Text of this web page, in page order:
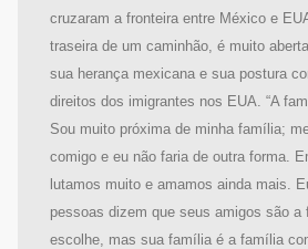
cruzaram a fronteira entre México e
traseira de um caminhão, é muito
sua herança mexicana e sua postura
direitos dos imigrantes nos EUA. “A
Sou muito próxima de minha família;
comigo e eu não faria de outra forma.
lutamos muito e amamos ainda mais.
pessoas dizem que seus amigos são a
escolhe, mas sua família é a família